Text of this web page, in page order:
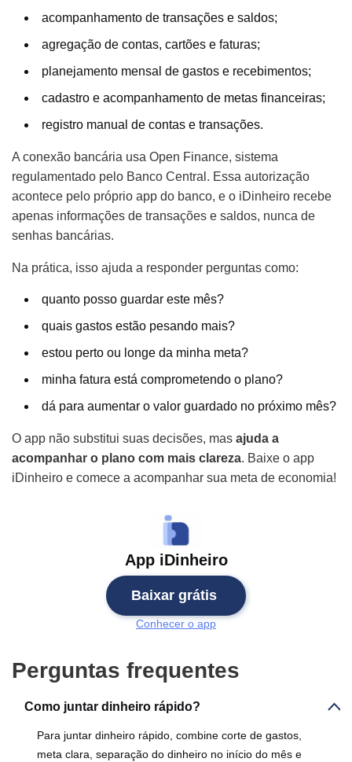
acompanhamento de transações e saldos;
agregação de contas, cartões e faturas;
planejamento mensal de gastos e recebimentos;
cadastro e acompanhamento de metas financeiras;
registro manual de contas e transações.
A conexão bancária usa Open Finance, sistema
regulamentado pelo Banco Central. Essa autorização
acontece pelo próprio app do banco, e o iDinheiro recebe
apenas informações de transações e saldos, nunca de
senhas bancárias.
Na prática, isso ajuda a responder perguntas como:
quanto posso guardar este mês?
quais gastos estão pesando mais?
estou perto ou longe da minha meta?
minha fatura está comprometendo o plano?
dá para aumentar o valor guardado no próximo mês?
O app não substitui suas decisões, mas ajuda a
acompanhar o plano com mais clareza. Baixe o app
iDinheiro e comece a acompanhar sua meta de economia!
App iDinheiro
Baixar grátis
Conhecer o app
Perguntas frequentes
Como juntar dinheiro rápido?
Para juntar dinheiro rápido, combine corte de gastos,
meta clara, separação do dinheiro no início do mês e